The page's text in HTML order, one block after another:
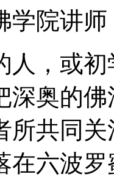
院讲师
，或初
深奥的
所共同
在六波